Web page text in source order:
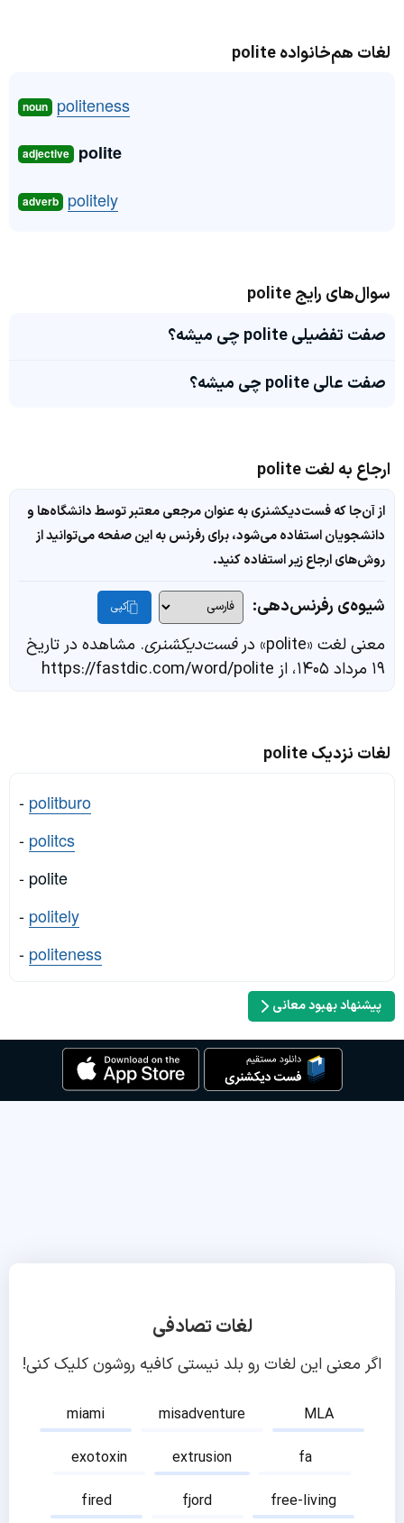
لغات هم‌خانواده polite
noun politeness
adjective polite
adverb politely
سوال‌های رایج polite
صفت تفضیلی polite چی میشه؟
صفت عالی polite چی میشه؟
ارجاع به لغت polite
از آن‌جا که فست‌دیکشنری به عنوان مرجعی معتبر توسط دانشگاه‌ها و
دانشجویان استفاده می‌شود، برای رفرنس به این صفحه می‌توانید از
روش‌های ارجاع زیر استفاده کنید.
شیوه‌ی رفرنس‌دهی: کپی
معنی لغت «polite» در فست‌دیکشنری. مشاهده در تاریخ
۱۹ مرداد ۱۴۰۵، از https://fastdic.com/word/polite
لغات نزدیک polite
- politburo
- politcs
- polite
- politely
- politeness
پیشنهاد بهبود معانی
لغات تصادفی
اگر معنی این لغات رو بلد نیستی کافیه روشون کلیک کنی!
miami misadventure
MLA
exotoxin
extrusion
fa
fired
fjord
free-living